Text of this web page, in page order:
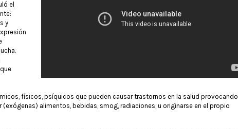
el
y
físicos, psíquicos que pueden causar trastornos en la salud provocando
alimentos, bebidas, smog, radiaciones, u originarse en el propio